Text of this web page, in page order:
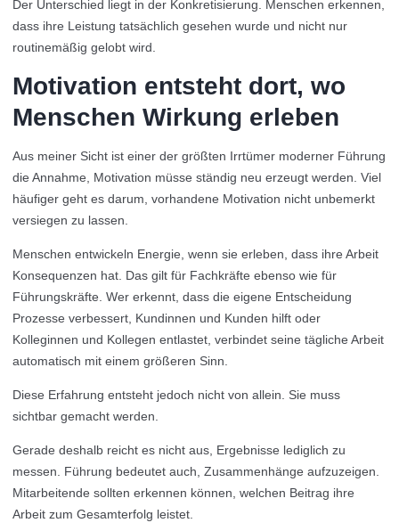
Der Unterschied liegt in der Konkretisierung. Menschen erkennen,
dass ihre Leistung tatsächlich gesehen wurde und nicht nur
routinemäßig gelobt wird.
Motivation entsteht dort, wo
Menschen Wirkung erleben
Aus meiner Sicht ist einer der größten Irrtümer moderner Führung
die Annahme, Motivation müsse ständig neu erzeugt werden. Viel
häufiger geht es darum, vorhandene Motivation nicht unbemerkt
versiegen zu lassen.
Menschen entwickeln Energie, wenn sie erleben, dass ihre Arbeit
Konsequenzen hat. Das gilt für Fachkräfte ebenso wie für
Führungskräfte. Wer erkennt, dass die eigene Entscheidung
Prozesse verbessert, Kundinnen und Kunden hilft oder
Kolleginnen und Kollegen entlastet, verbindet seine tägliche Arbeit
automatisch mit einem größeren Sinn.
Diese Erfahrung entsteht jedoch nicht von allein. Sie muss
sichtbar gemacht werden.
Gerade deshalb reicht es nicht aus, Ergebnisse lediglich zu
messen. Führung bedeutet auch, Zusammenhänge aufzuzeigen.
Mitarbeitende sollten erkennen können, welchen Beitrag ihre
Arbeit zum Gesamterfolg leistet.